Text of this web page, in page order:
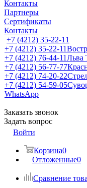
Контакты
Партнеры
Сертификаты
Контакты
+7 (4212) 35-22-11
+7 (4212) 35-22-11
+7 (4212) 76-44-11Льва
+7 (4212) 56-77-77
+7 (4212) 74-20-22
+7 (4212) 54-59-05
WhatsApp
Заказать звонок
Задать вопрос
Войти
Корзина0
Отложенные0
Сравнение